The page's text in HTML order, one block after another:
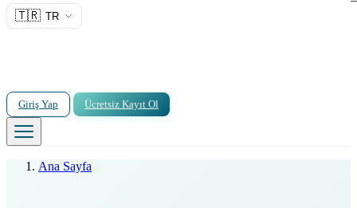
🇹🇷 TR
Giriş Yap Ücretsiz Kayıt Ol
Ana Sayfa